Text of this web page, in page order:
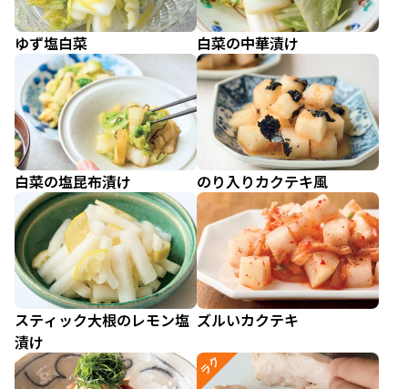
ゆず塩白菜 白菜の中華漬け
白菜の塩昆布漬け のり入りカクテキ風
スティック大根のレモン塩
漬け
ズルいカクテキ
ラク